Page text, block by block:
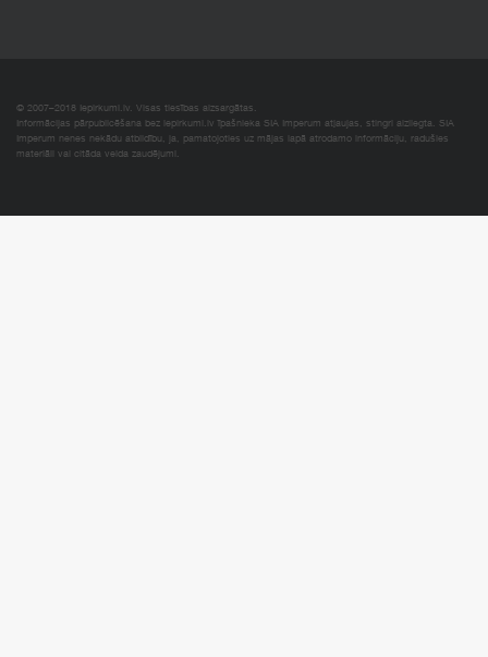
© 2007–2018 Iepirkumi.lv. Visas tiesības aizsargātas.
Informācijas pārpublicēšana bez iepirkumi.lv īpašnieka SIA Imperum atļaujas, stingri aizliegta. SIA
Imperum nenes nekādu atbildību, ja, pamatojoties uz mājas lapā atrodamo informāciju, radušies
materiāli vai citāda veida zaudējumi.